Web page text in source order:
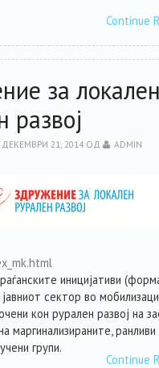
Continue
за локален
развој
ДЕКЕМВРИ 21, 2014ОД ADMIN
иницијативи
сектор во
кон рурален развој на
маргинализираните, ранливи
групи.
Continue